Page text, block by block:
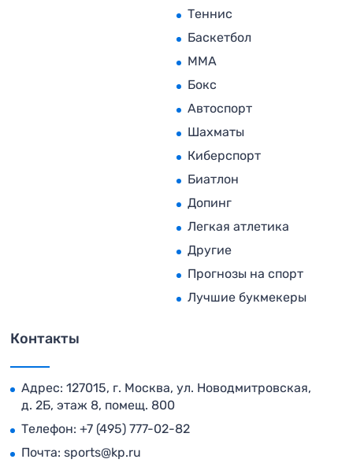
Теннис
Баскетбол
MMA
Бокс
Автоспорт
Шахматы
Киберспорт
Биатлон
Допинг
Легкая атлетика
Другие
Прогнозы на спорт
Лучшие букмекеры
Контакты
Адрес: 127015, г. Москва, ул. Новодмитровская,
д. 2Б, этаж 8, помещ. 800
Телефон: +7 (495) 777-02-82
Почта: sports@kp.ru